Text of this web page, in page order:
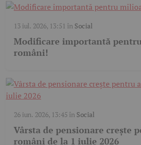
13 iul. 2026, 13:51 în Social
Modificare importantă
români!
26 iun. 2026, 13:45 în Social
Vârsta de pensionare crește
români de la 1 iulie 2026